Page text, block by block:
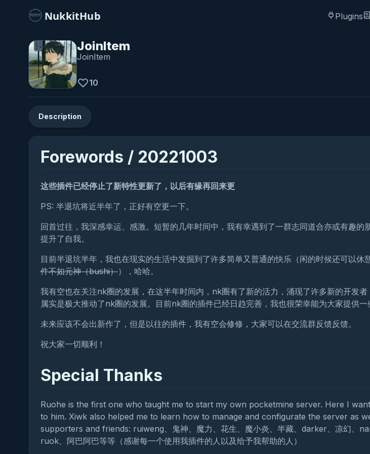
NukkitHub Plugins
JoinItem
JoinItem
10
Description
Forewords / 20221003
这些插件已经停止了新特性更新了，以后有缘再回来更
PS: 半退坑将近半年了，正好有空更一下。
回首过往，我深感幸运、感激。短暂的几年时间中，我有幸遇到了一群志同道合亦或有趣的
提升了自我。
目前半退坑半年，我也在现实的生活中发掘到了许多简单又普通的快乐（闲的时候还可以休
件不如元神（bushi）），哈哈。
我有空也在关注nk圈的发展，在这半年时间内，nk圈有了新的活力，涌现了许多新的开发
属实是极大推动了nk圈的发展。目前nk圈的插件已经日趋完善，我也很荣幸能为大家提供一
未来应该不会出新作了，但是以往的插件，我有空会修修，大家可以在交流群反馈反馈。
祝大家一切顺利！
Special Thanks
Ruohe is the first one who taught me to start my own pocketmine server. Here I
to him. Xiwk also helped me to learn how to manage and configurate the server as
supporters and friends: ruiweng、鬼神、魔力、花生、魔小炎、半藏、darker、凉幻、
ruok、阿巴阿巴等等（感谢每一个使用我插件的人以及给予我帮助的人）